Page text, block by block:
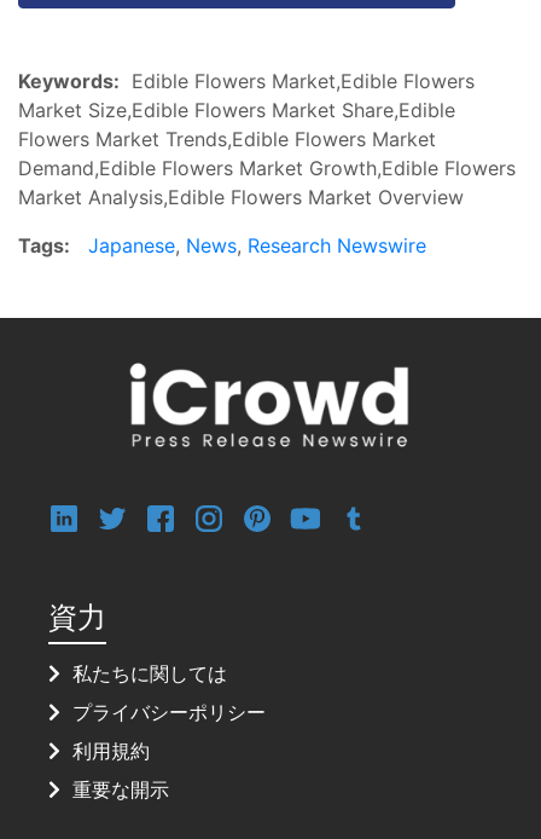
Keywords: Edible Flowers Market,Edible Flowers
Market Size,Edible Flowers Market Share,Edible
Flowers Market Trends,Edible Flowers Market
Demand,Edible Flowers Market Growth,Edible Flowers
Market Analysis,Edible Flowers Market Overview
Tags:
Japanese, News, Research Newswire
資力
私たちに関しては
プライバシーポリシー
利用規約
重要な開示